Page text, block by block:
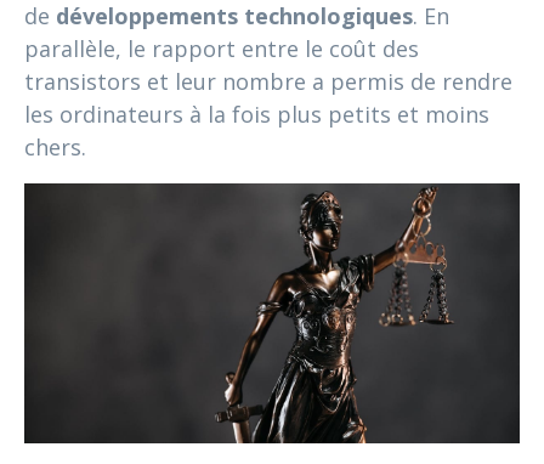
de développements technologiques. En
parallèle, le rapport entre le coût des
transistors et leur nombre a permis de rendre
les ordinateurs à la fois plus petits et moins
chers.